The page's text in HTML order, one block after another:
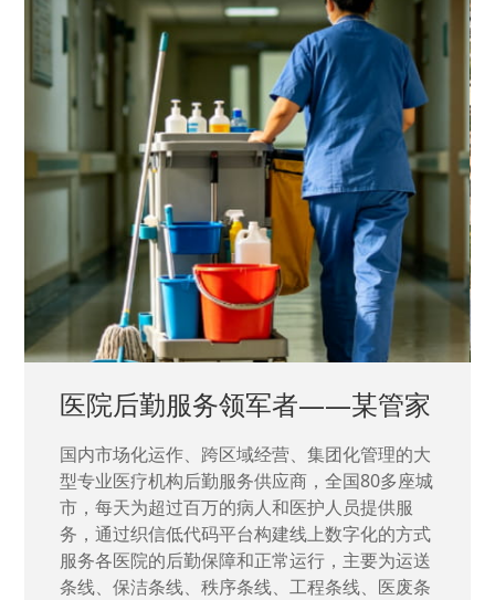
中国兵器工业集团——银光化学
国家“一五”期间156个重点项目之一。属于国家
高新技术企业，在信息化升级建设中，存在大
量“小、散、碎”的信息化需求，需要投入大量人
力资源进行开发，通过引入织信低代码平台，解
决当下遇到的各类业务难题，提升整体的IT研发
效率。